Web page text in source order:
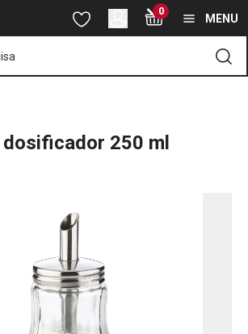
dosificador 250 ml CLASSIC
para o conteúdo principal
Saltar para a pesquisa
Saltar para a navegação 0
MENU
250 ml